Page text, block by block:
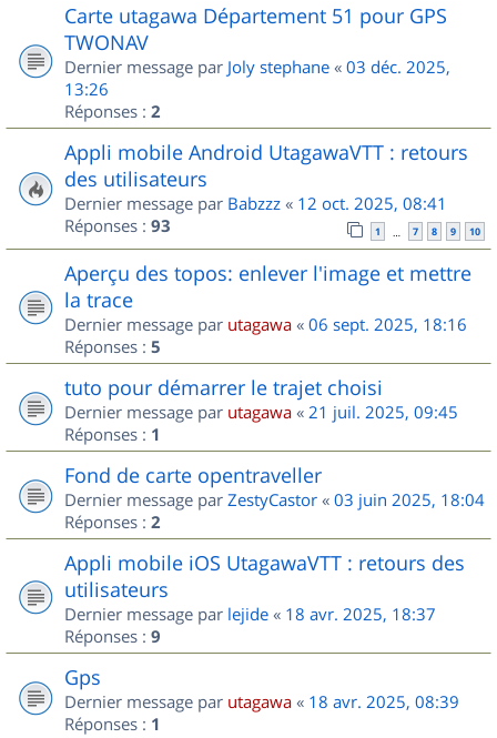
Carte utagawa Département 51 pour GPS
TWONAV
Dernier message par Joly stephane « 03 déc. 2025,
13:26
Réponses : 2
Appli mobile Android UtagawaVTT : retours
des utilisateurs
Dernier message par Babzzz « 12 oct. 2025, 08:41
Réponses : 93 1 … 7 8 9 10
Aperçu des topos: enlever l'image et mettre
la trace
Dernier message par utagawa « 06 sept. 2025, 18:16
Réponses : 5
tuto pour démarrer le trajet choisi
Dernier message par utagawa « 21 juil. 2025, 09:45
Réponses : 1
Fond de carte opentraveller
Dernier message par ZestyCastor « 03 juin 2025, 18:04
Réponses : 2
Appli mobile iOS UtagawaVTT : retours des
utilisateurs
Dernier message par lejide « 18 avr. 2025, 18:37
Réponses : 9
Gps
Dernier message par utagawa « 18 avr. 2025, 08:39
Réponses : 1